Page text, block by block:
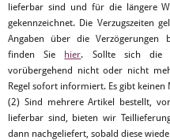
lieferbar sind und für die längere
gekennzeichnet. Die Verzugszeiten
Angaben über die Verzögerungen
finden Sie
hier. Sollte sich die
vorübergehend nicht oder nicht
Regel sofort informiert. Es gibt keinen
(2) Sind mehrere Artikel bestellt,
lieferbar sind, bieten wir
dann nachgeliefert, sobald diese